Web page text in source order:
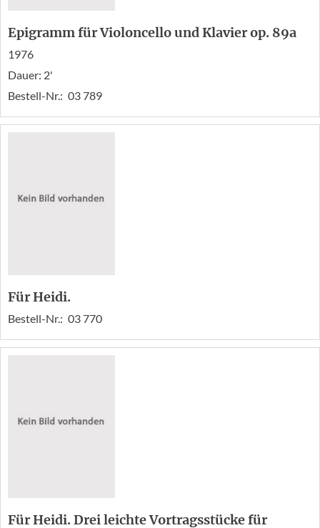
Epigramm für Violoncello und Klavier op. 89a
1976
Dauer: 2'
Bestell-Nr.: 03 789
Für Heidi.
Bestell-Nr.: 03 770
Für Heidi. Drei leichte Vortragsstücke für